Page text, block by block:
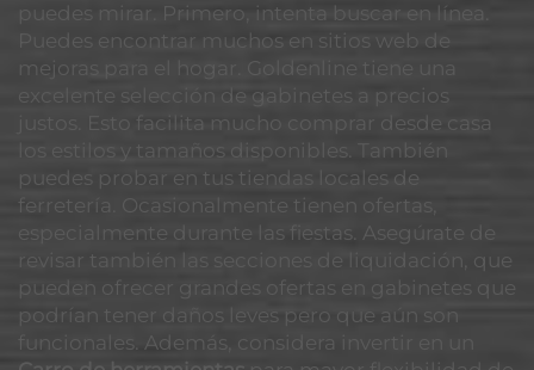
puedes mirar. Primero, intenta buscar en línea.
Puedes encontrar muchos en sitios web de
mejoras para el hogar. Goldenline tiene una
excelente selección de gabinetes a precios
justos. Esto facilita mucho comprar desde casa
los estilos y tamaños disponibles. También
puedes probar en tus tiendas locales de
ferretería. Ocasionalmente tienen ofertas,
especialmente durante las fiestas. Asegúrate de
revisar también las secciones de liquidación, que
pueden ofrecer grandes ofertas en gabinetes que
podrían tener daños leves pero que aún son
funcionales. Además, considera invertir en un